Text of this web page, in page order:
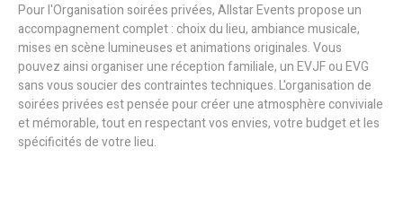
Pour l'Organisation soirées privées, Allstar Events propose un
accompagnement complet : choix du lieu, ambiance musicale,
mises en scène lumineuses et animations originales. Vous
pouvez ainsi organiser une réception familiale, un EVJF ou EVG
sans vous soucier des contraintes techniques. L'organisation de
soirées privées est pensée pour créer une atmosphère conviviale
et mémorable, tout en respectant vos envies, votre budget et les
spécificités de votre lieu.